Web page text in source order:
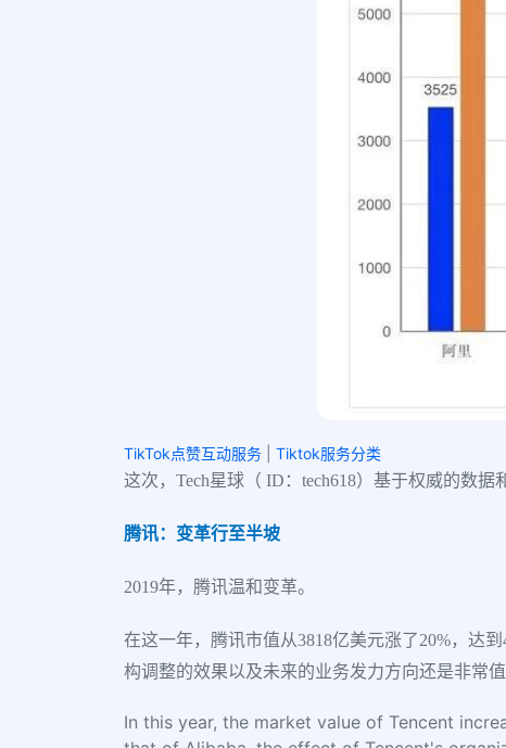
TikTok点赞互动服务
Tiktok服务分类
这次，Tech星球（ ID：tech618）基于权威的数
腾讯：变革行至半坡
2019年，腾讯温和变革。
在这一年，腾讯市值从3818亿美元涨了20%，达
构调整的效果以及未来的业务发力方向还是非常值
In this year, the market value of Tencent